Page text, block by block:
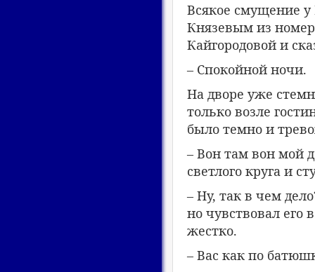
Всякое смущение
Князевым из
Кайгородовой и
– Спокойной ночи.
На дворе уже
только возле
было темно и
– Вон там вон мой
светлого круга и
– Ну, так в чем
но чувствовал его
жестко.
– Вас как по